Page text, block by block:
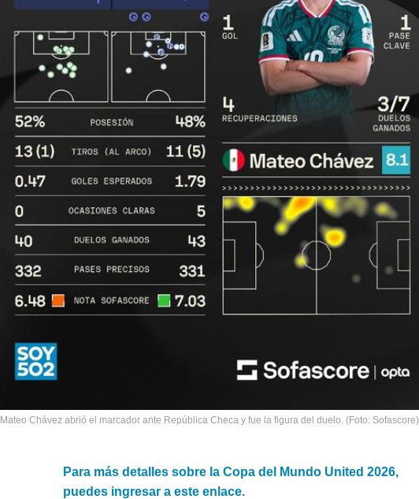
Mateo Chávez abrió el marcador ante República Checa y fue la figura del duelo. (Foto: Sofascore)
Para más detalles sobre la Copa del Mundo United 2026,
puedes ingresar a este enlace.